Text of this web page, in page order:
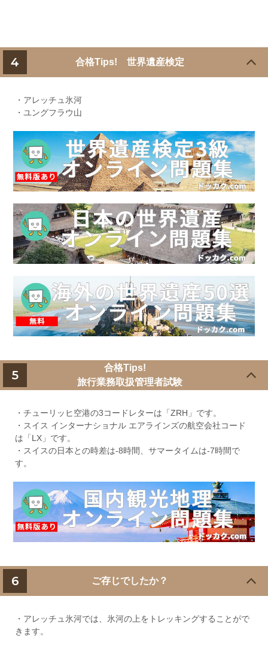
4 合格Tips! 世界遺産検定
・アレッチュ氷河
・ユングフラウ山
5
合格Tips!
旅行業務取扱管理者試験
・チューリッヒ空港の3コードレターは「ZRH」です。
・スイス インターナショナル エアラインズの航空会社コード
は「LX」です。
・スイスの日本との時差は-8時間、サマータイムは-7時間で
す。
6 ご存じでしたか？
・アレッチュ氷河では、氷河の上をトレッキングすることがで
きます。